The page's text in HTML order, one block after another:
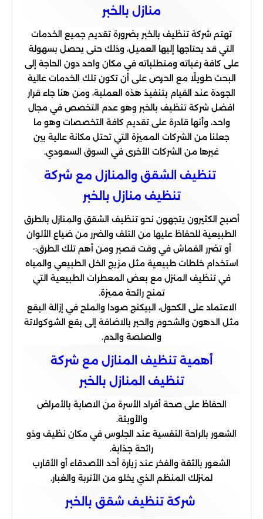
منازل بالخبر
تهتم شركة تنظيف بالخبر بضرورة تقديم جميع الخدمات
التي قد يحتاجها إليها العميل، وذلك حتى يحصل بسهولة
على كافة رغباته ومتطلباته في مكان واحد دون الحاجة إلى
البحث طويلًا مع الحرص على أن تكون تلك الخدمات عالية
الجودة عند القيام بتنفيذ هذه العملية، ومن هنا جاء قرار
افضل شركة تنظيف بالخبر وهو عدم التخصص في مجال
واحد، وأنها قادرة على تقديم كافة التخصصات وهو ما
جعلنا من الشركات المميزة التي تحتل مكانة عالية بين
غيرها من الشركات الأخرى في السوق السعودي.
تنظيف الشقق والمنازل مع شركة
تنظيف منازل بالخبر
أصبح الكثيرون يتجهون نحو تنظيف الشقق والمنازل بالطرق
الطبيعية للحفاظ عليها من التلف والضرر من ضياع الألوان
أو تضرر القماش في وقت قصير ومن أهم تلك الطرق:-
استخدام خلطات طبيعية مثل مزيج الخل الطبيعي والمياه
في تنظيف المنزل مع بعض المعطرات الطبيعية التي
تمنح رائحة مميزة.
الاعتماد على الكحول، البيكنج صودا والملح في إزالة البقع
مثل الدهون والشحوم والحبر بالاضافة إلى بقع الشوكولاتة
والصلصة والدم.
أھمیة تنظیف المنازل مع شركة
تنظیف المنازل بالخبر
الحفاظ على صحة أفراد الأسرة من الاصابة بالأمراض
والأوبئة.
الشعور بالراحة النفسية عند الجلوس في مكان نظيف وذو
رائحة جذابة.
الشعور بالثقة والفخر عند زيارة أحد الأصدقاء أو الأقارب
لمنزلك المنظم الذي يخلو من الأتربة والغبار.
شركة تنظیف شقق بالخبر